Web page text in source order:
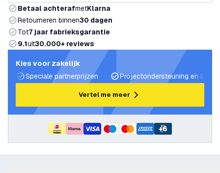
Betaal achterafmetKlarna
Retourneren binnen30 dagen
Tot7 jaar fabrieksgarantie
9.1uit30.000+ reviews
Kies voor zakelijk
Speciale partnerprijzen
Projectondersteuning en
Vertel me meer
+6